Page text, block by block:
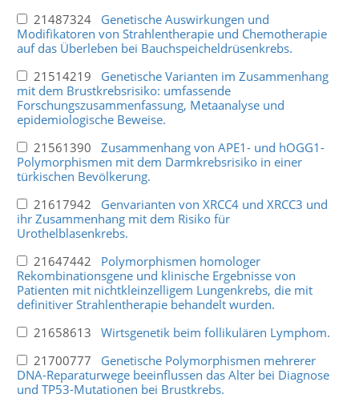
21487324 Genetische Auswirkungen und
Modifikatoren von Strahlentherapie und Chemotherapie
auf das Überleben bei Bauchspeicheldrüsenkrebs.
21514219 Genetische Varianten im Zusammenhang
mit dem Brustkrebsrisiko: umfassende
Forschungszusammenfassung, Metaanalyse und
epidemiologische Beweise.
21561390 Zusammenhang von APE1- und hOGG1-
Polymorphismen mit dem Darmkrebsrisiko in einer
türkischen Bevölkerung.
21617942 Genvarianten von XRCC4 und XRCC3 und
ihr Zusammenhang mit dem Risiko für
Urothelblasenkrebs.
21647442 Polymorphismen homologer
Rekombinationsgene und klinische Ergebnisse von
Patienten mit nichtkleinzelligem Lungenkrebs, die mit
definitiver Strahlentherapie behandelt wurden.
21658613 Wirtsgenetik beim follikulären Lymphom.
21700777 Genetische Polymorphismen mehrerer
DNA-Reparaturwege beeinflussen das Alter bei Diagnose
und TP53-Mutationen bei Brustkrebs.